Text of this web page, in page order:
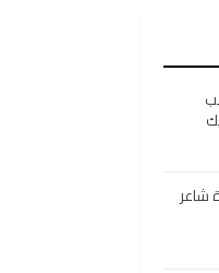
شاعر